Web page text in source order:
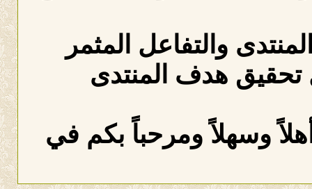
والتفاعل المثمر
هدف المنتدى
وسهلاً ومرحباً بكم في